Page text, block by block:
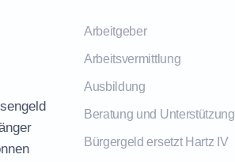
Arbeitgeber
Arbeitsvermittlung
Ausbildung
Beratung und Unterstützung
Bürgergeld ersetzt Hartz IV